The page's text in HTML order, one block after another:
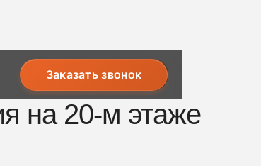
Заказать звонок
на 20-м этаже